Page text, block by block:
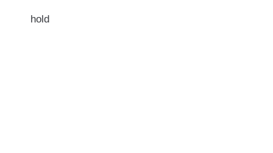
hold